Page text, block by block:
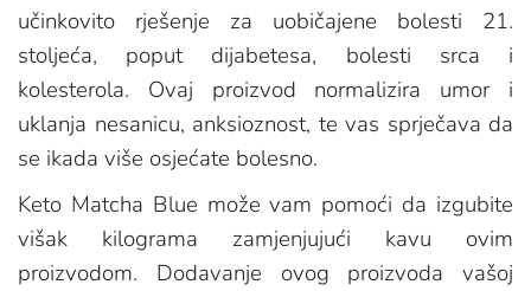
učinkovito rješenje za uobičajene bolesti 21.
stoljeća, poput dijabetesa, bolesti srca i
kolesterola. Ovaj proizvod normalizira umor i
uklanja nesanicu, anksioznost, te vas sprječava da
se ikada više osjećate bolesno.
Keto Matcha Blue može vam pomoći da izgubite
višak kilograma zamjenjujući kavu ovim
proizvodom. Dodavanje ovog proizvoda vašoj